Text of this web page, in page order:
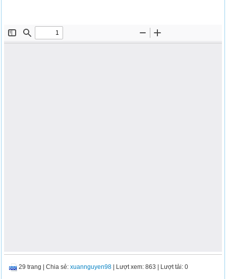
29 trang |Chia sẻ:xuannguyen98 | Lượt xem: 863 | Lượt tải: 0